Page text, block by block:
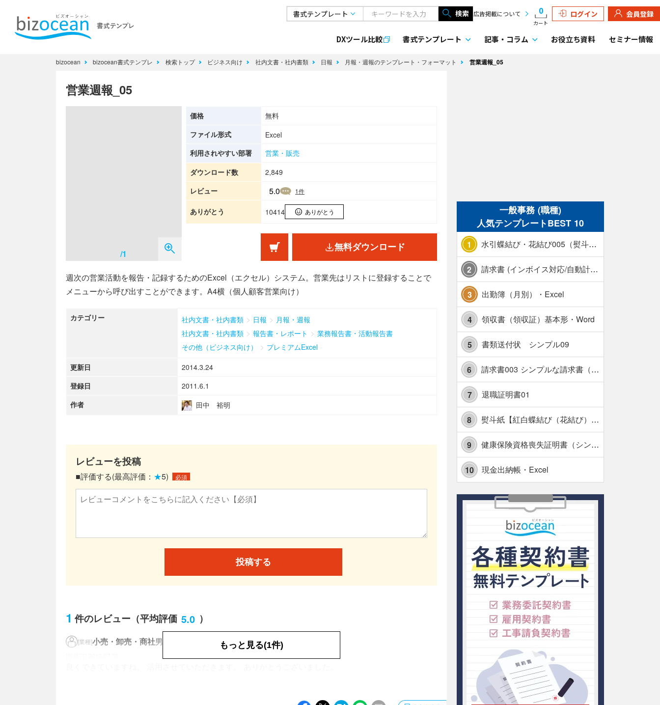
検索 広告掲載について 0
カート
ログイン 会員登録
DXツール比較 書式テンプレート 記事・ コラム お役立ち資料 セミナー情報
bizocean bizocean書式テンプレ 検索トップ ビジネス向け 社内文書・社内書類 日報 月報・週報のテンプレート・フォーマット 営業週報_05
営業週報_05
/1
価格
無料
ファイル形式
Excel
利用されやすい部署
営業・販売
ダウンロード数
2,849
レビュー
5.0 1件
ありがとう 10414 ありがとう
無料ダウンロード
週次の営業活動を報告・記録するためのExcel（エクセル）システム。営業先はリストに登録することで
メニューから呼び出すことができます。A4横（個人顧客営業向け）
カテゴリー 社内文書・社内書類 > 日報 > 月報・週報
社内文書・社内書類 > 報告書・レポート > 業務報告書・活動報告書
その他（ビジネス向け）
> プレミアムExcel
更新日
2014.3.24
登録日
2011.6.1
作者
田中 裕明
レビューを投稿
■評価する(最高評価： ★5) 必須
投稿する
1 件のレビュー （平均評価 5.0 ）
[業種]小売・卸売・商社男性／60代 もっと見る(1件)
一般事務 (職種)
人気テンプレートBEST 10
1 水引蝶結び・花結び005（熨斗あり）
2 請求書 (インボイス対応/自動計算/A4 縦) カラー 使い方解説あり
3 出勤簿（月別）・Excel
4 領収書（領収証）基本形・Word
5 書類送付状 シンプル09
6 請求書003 シンプルな請求書（消費税10％対応）
7 退職証明書01
8 熨斗紙【紅白蝶結び（花結び）・水引7本】・Excel
9 健康保険資格喪失証明書（シンプル表形式版）・Excel【見本付き】
10 現金出納帳・Excel